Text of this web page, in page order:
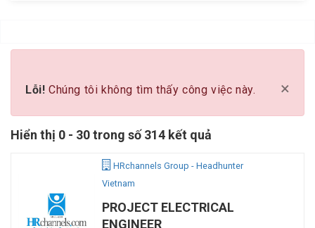
×
Lỗi! Chúng tôi không tìm thấy công việc này.
Hiển thị 0 - 30 trong số 314 kết quả
HRchannels Group - Headhunter
Vietnam
PROJECT ELECTRICAL
ENGINEER